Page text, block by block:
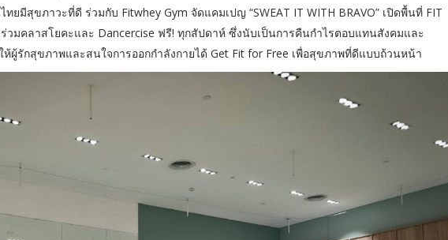
ยมีสุขภาวะที่ดี ร่วมกับ Fitwhey Gym จัดแคมเปญ “SWEAT IT WITH BRAVO” เปิดพื้นที่ FIT
มคลาสโยคะและ Dancercise ฟรี! ทุกสัปดาห์ ซึ่งนับเป็นการคืนกำไรตอบแทนสังคมและ
ผู้รักสุขภาพและสนใจการออกกำลังกายได้ Get Fit for Free เพื่อสุขภาพที่ดีแบบถ้วนหน้า